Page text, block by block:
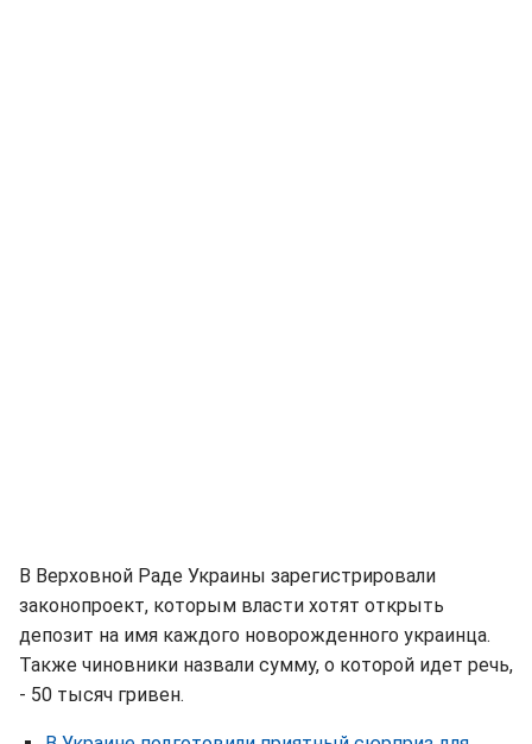
В Верховной Раде Украины зарегистрировали
законопроект, которым власти хотят открыть
депозит на имя каждого новорожденного украинца.
Также чиновники назвали сумму, о которой идет речь,
- 50 тысяч гривен.